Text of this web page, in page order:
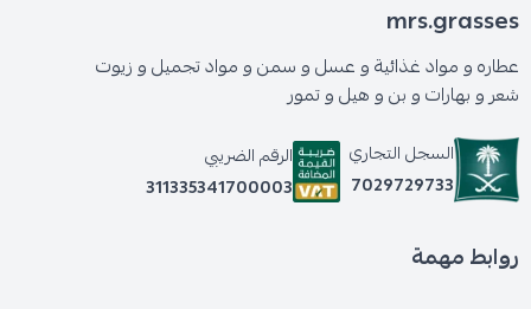
mrs.grasses
عطاره و مواد غذائية و عسل و سمن و مواد تجميل و زيوت
شعر و بهارات و بن و هيل و تمور
السجل التجاري
7029729733
الرقم الضريبي
311335341700003
روابط مهمة